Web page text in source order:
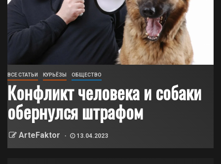
ВСЕ СТАТЬИ КУРЬЁЗЫ ОБЩЕСТВО
Конфликт человека и собаки
обернулся штрафом
ArteFaktor 13.04.2023